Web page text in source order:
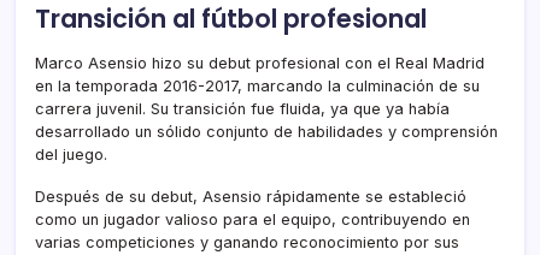
Transición al fútbol profesional
Marco Asensio hizo su debut profesional con el Real Madrid
en la temporada 2016-2017, marcando la culminación de su
carrera juvenil. Su transición fue fluida, ya que ya había
desarrollado un sólido conjunto de habilidades y comprensión
del juego.
Después de su debut, Asensio rápidamente se estableció
como un jugador valioso para el equipo, contribuyendo en
varias competiciones y ganando reconocimiento por sus